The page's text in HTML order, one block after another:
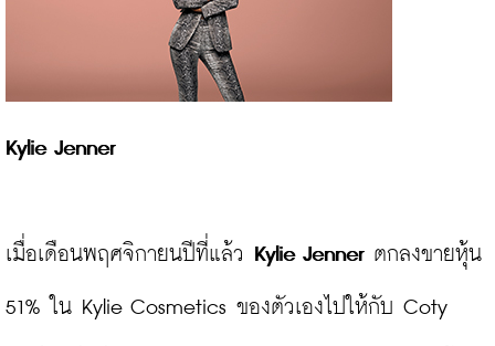
Kylie Jenner
เมื่อเดือนพฤศจิกายนปีที่แล้ว Kylie Jenner ตกลงขายหุ้น
51% ใน Kylie Cosmetics ของตัวเองไปให้กับ Coty